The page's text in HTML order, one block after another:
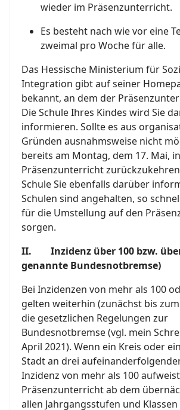
wieder im Präsenzunterricht.
Es besteht nach wie vor eine
zweimal pro Woche für alle.
Das Hessische Ministerium für
Integration gibt auf seiner
bekannt, an dem der
Die Schule Ihres Kindes wird Sie
informieren. Sollte es aus
Gründen ausnahmsweise nicht
bereits am Montag, dem 17. Mai,
Präsenzunterricht
Schule Sie ebenfalls darüber
Schulen sind angehalten, so
für die Umstellung auf den
sorgen.
II. Inzidenz über 100 bzw. über
genannte Bundesnotbremse)
Bei Inzidenzen von mehr als 100
gelten weiterhin (zunächst bis zum
die gesetzlichen Regelungen zur
Bundesnotbremse (vgl. mein
April 2021). Wenn ein Kreis oder
Stadt an drei
Inzidenz von mehr als 100
Präsenzunterricht ab dem
allen Jahrgangsstufen und